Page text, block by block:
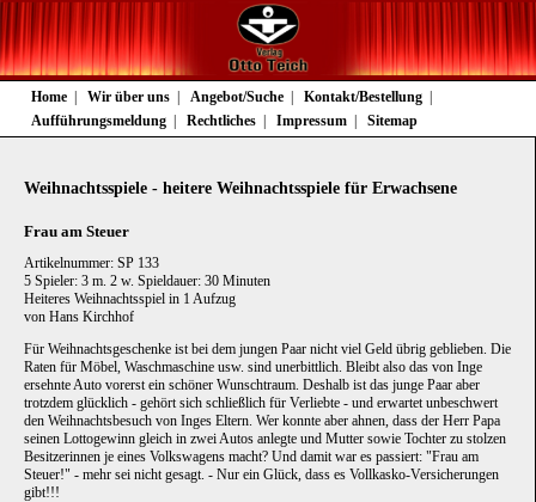
Navigation
überspringen
Home Wir über uns Angebot/Suche
Kontakt/Bestellung
Aufführungsmeldung
Rechtliches Impressum Sitemap
Weihnachtsspiele - heitere Weihnachtsspiele für Erwachsene
Frau am Steuer
Artikelnummer: SP 133
5 Spieler: 3 m. 2 w. Spieldauer: 30 Minuten
Heiteres Weihnachtsspiel in 1 Aufzug
von Hans Kirchhof
Für Weihnachtsgeschenke ist bei dem jungen Paar nicht viel Geld übrig geblieben. Die
Raten für Möbel, Waschmaschine usw. sind unerbittlich. Bleibt also das von Inge
ersehnte Auto vorerst ein schöner Wunschtraum. Deshalb ist das junge Paar aber
trotzdem glücklich - gehört sich schließlich für Verliebte - und erwartet unbeschwert
den Weihnachtsbesuch von Inges Eltern. Wer konnte aber ahnen, dass der Herr Papa
seinen Lottogewinn gleich in zwei Autos anlegte und Mutter sowie Tochter zu stolzen
Besitzerinnen je eines Volkswagens macht? Und damit war es passiert: "Frau am
Steuer!" - mehr sei nicht gesagt. - Nur ein Glück, dass es Vollkasko-Versicherungen
gibt!!!